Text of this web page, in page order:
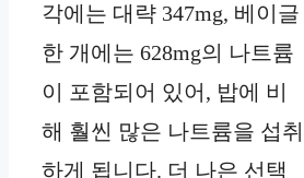
각에는 대략 347mg, 베이글
한 개에는 628mg의 나트륨
이 포함되어 있어, 밥에 비
해 훨씬 많은 나트륨을 섭취
하게 됩니다. 더 나은 선택